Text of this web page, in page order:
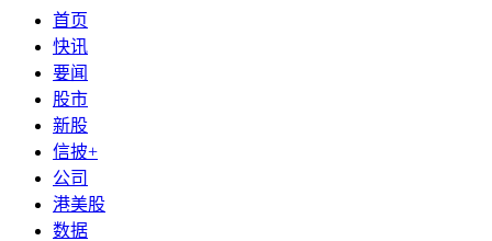
首页
快讯
要闻
股市
新股
信披+
公司
港美股
数据